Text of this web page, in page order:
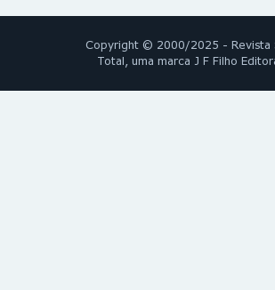
Copyright © 2000/2025 - Revista
Total, uma marca J F Filho